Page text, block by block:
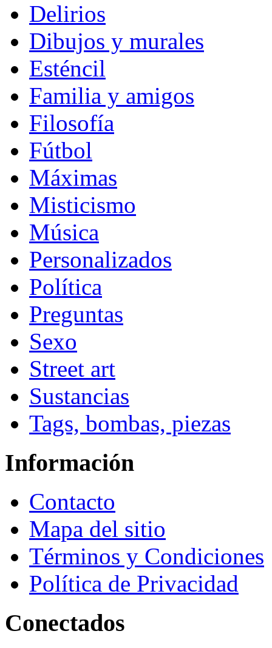
Delirios
Dibujos y murales
Esténcil
Familia y amigos
Filosofía
Fútbol
Máximas
Misticismo
Música
Personalizados
Política
Preguntas
Sexo
Street art
Sustancias
Tags, bombas, piezas
Información
Contacto
Mapa del sitio
Términos y Condiciones
Política de Privacidad
Conectados